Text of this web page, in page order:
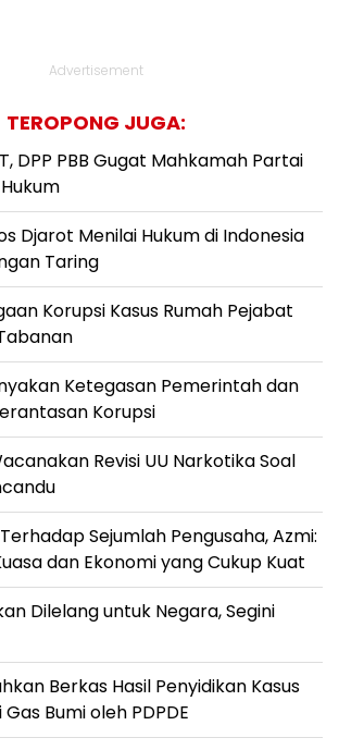
Advertisement
TEROPONG JUGA:
DPP PBB Gugat Mahkamah Partai
Djarot Menilai Hukum di Indonesia
Taring
Korupsi Kasus Rumah Pejabat
Ketegasan Pemerintah dan
Korupsi
Revisi UU Narkotika Soal
Sejumlah Pengusaha, Azmi:
dan Ekonomi yang Cukup Kuat
Dilelang untuk Negara, Segini
Berkas Hasil Penyidikan Kasus
Bumi oleh PDPDE